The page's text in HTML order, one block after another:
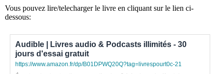
Vous pouvez lire/telecharger le livre en cliquant sur le lien ci-
dessous:
Audible | Livres audio & Podcasts illimités - 30
jours d'essai gratuit
https://www.amazon.fr/dp/B01DPWQ20Q?tag=livrespourt0c-21